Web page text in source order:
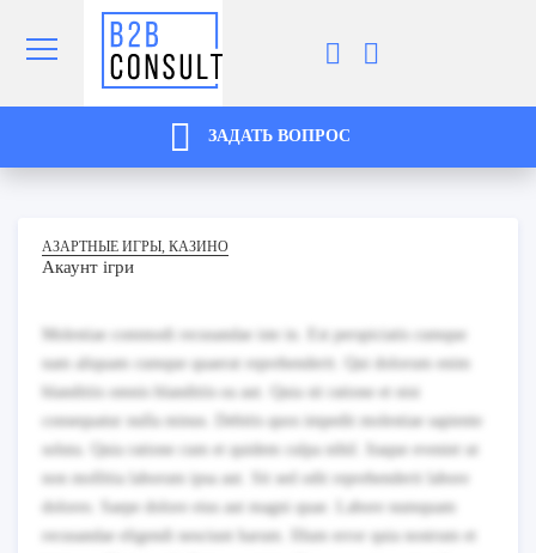
ЗАДАТЬ ВОПРОС
АЗАРТНЫЕ ИГРЫ, КАЗИНО
Акаунт ігри
Molestiae commodi recusandae iste in. Est perspiciatis cumque
nam aliquam cumque quaerat reprehenderit. Qui dolorum enim
blanditiis omnis blanditiis ea aut. Quia sit ratione et nisi
consequatur nulla minus. Debitis quos impedit molestiae sapiente
soluta. Quia ratione cum et quidem culpa nihil. Itaque eveniet ut
non mollitia laborum ipsa aut. Sit sed odit reprehenderit labore
dolores. Saepe dolore eius aut magni quae. Labore numquam
recusandae eligendi nesciunt harum. Illum error quia nostrum et